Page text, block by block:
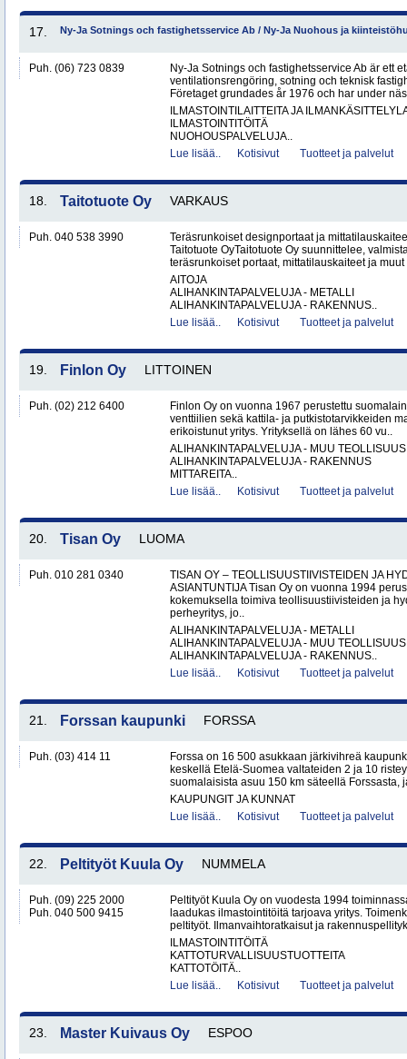
17. Ny-Ja Sotnings och fastighetsservice Ab / Ny-Ja Nuohous ja
Puh. (06) 723 0839
Ny-Ja Sotnings och fastighetsservice Ab är ett
ventilationsrengöring, sotning och teknisk
Företaget grundades år 1976 och har under
ILMASTOINTILAITTEITA JA
ILMASTOINTITÖITÄ
NUOHOUSPALVELUJA..
Lue lisää..
Kotisivut Tuotteet ja palvelut
18. Taitotuote Oy VARKAUS
Puh. 040 538 3990
Teräsrunkoiset designportaat ja
Taitotuote OyTaitotuote Oy suunnittelee,
teräsrunkoiset portaat, mittatilauskaiteet ja muut
AITOJA
ALIHANKINTAPALVELUJA - METALLI
ALIHANKINTAPALVELUJA - RAKENNUS..
Lue lisää..
Kotisivut Tuotteet ja palvelut
19. Finlon Oy LITTOINEN
Puh. (02) 212 6400
Finlon Oy on vuonna 1967 perustettu
venttiilien sekä kattila- ja putkistotarvikkeiden
erikoistunut yritys. Yrityksellä on lähes 60 vu..
ALIHANKINTAPALVELUJA - MUU TEOLLISUUS
ALIHANKINTAPALVELUJA - RAKENNUS
MITTAREITA..
Lue lisää..
Kotisivut Tuotteet ja palvelut
20. Tisan Oy LUOMA
Puh. 010 281 0340
TISAN OY – TEOLLISUUSTIIVISTEIDEN JA
ASIANTUNTIJA Tisan Oy on vuonna 1994
kokemuksella toimiva teollisuustiivisteiden ja
perheyritys, jo..
ALIHANKINTAPALVELUJA - METALLI
ALIHANKINTAPALVELUJA - MUU TEOLLISUUS
ALIHANKINTAPALVELUJA - RAKENNUS..
Lue lisää..
Kotisivut Tuotteet ja palvelut
21. Forssan kaupunki FORSSA
Puh. (03) 414 11
Forssa on 16 500 asukkaan järkivihreä
keskellä Etelä-Suomea valtateiden 2 ja 10
suomalaisista asuu 150 km säteellä Forssasta,
KAUPUNGIT JA KUNNAT
Lue lisää..
Kotisivut Tuotteet ja palvelut
22. Peltityöt Kuula Oy NUMMELA
Puh. (09) 225 2000
Puh. 040 500 9415
Peltityöt Kuula Oy on vuodesta 1994
laadukas ilmastointitöitä tarjoava yritys.
peltityöt. Ilmanvaihtoratkaisut ja
ILMASTOINTITÖITÄ
KATTOTURVALLISUUSTUOTTEITA
KATTOTÖITÄ..
Lue lisää..
Kotisivut Tuotteet ja palvelut
23. Master Kuivaus Oy ESPOO